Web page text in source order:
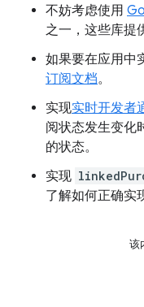
不妨考虑使用
之一，这些库提
如果要在应用中
订阅文档。
实现实时开发者
阅状态发生变化
的状态。
实现
了解如何正确实
该